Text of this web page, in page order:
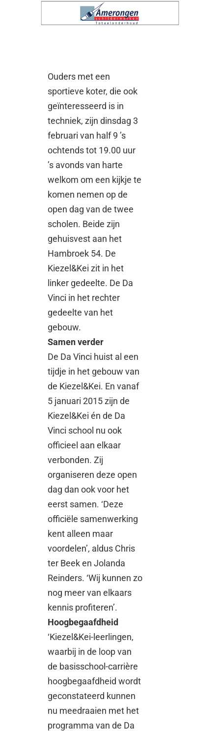
Ouders met een
sportieve koter, die ook
geïnteresseerd is in
techniek, zijn dinsdag 3
februari van half 9 ’s
ochtends tot 19.00 uur
’s avonds van harte
welkom om een kijkje te
komen nemen op de
open dag van de twee
scholen. Beide zijn
gehuisvest aan het
Hambroek 54. De
Kiezel&Kei zit in het
linker gedeelte. De Da
Vinci in het rechter
gedeelte van het
gebouw.
Samen verder
De Da Vinci huist al een
tijdje in het gebouw van
de Kiezel&Kei. En vanaf
5 januari 2015 zijn de
Kiezel&Kei én de Da
Vinci school nu ook
officieel aan elkaar
verbonden. Zij
organiseren deze open
dag dan ook voor het
eerst samen. ‘Deze
officiële samenwerking
kent alleen maar
voordelen’, aldus Chris
ter Beek en Jolanda
Reinders. ‘Wij kunnen zo
nog meer van elkaars
kennis profiteren’.
Hoogbegaafdheid
‘Kiezel&Kei-leerlingen,
waarbij in de loop van
de basisschool-carrière
hoogbegaafdheid wordt
geconstateerd kunnen
nu meedraaien met het
programma van de Da